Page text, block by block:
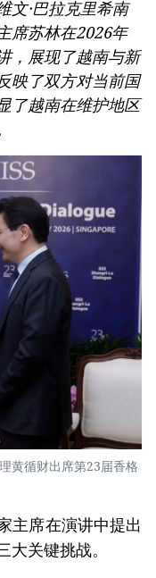
文·巴拉克里希南
席苏林在2026年
，展现了越南与新
映了双方对当前国
了越南在维护地区
黄循财出席第23届香格
主席在演讲中提出
关键挑战。